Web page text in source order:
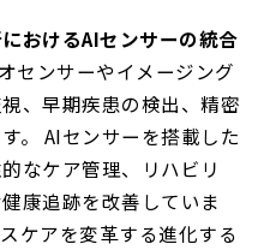
おけるAIセンサーの統合
センサーやイメージング
、早期疾患の検出、精密
。 AIセンサーを搭載した
なケア管理、リハビリ
康追跡を改善していま
ケアを変革する進化する